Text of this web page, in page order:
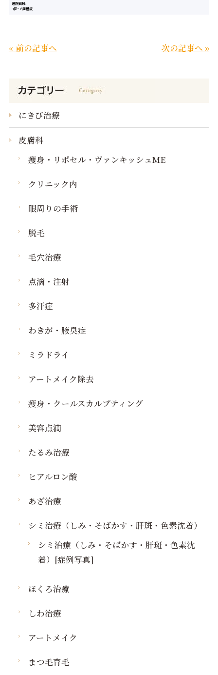
通院回数
3回～6回程度
« 前の記事へ 次の記事へ »
にきび治療
皮膚科
痩身・リポセル・ヴァンキッシュME
クリニック内
眼周りの手術
脱毛
毛穴治療
点滴・注射
多汗症
わきが・腋臭症
ミラドライ
アートメイク除去
痩身・クールスカルプティング
美容点滴
たるみ治療
ヒアルロン酸
あざ治療
シミ治療（しみ・そばかす・肝斑・色素沈着）
シミ治療（しみ・そばかす・肝斑・色素沈
着）[症例写真]
ほくろ治療
しわ治療
アートメイク
まつ毛育毛